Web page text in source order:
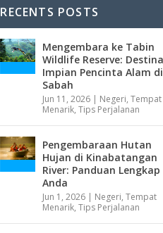
RECENTS POSTS
Mengembara ke Tabin
Wildlife Reserve:
Impian Pencinta Alam di
Sabah
Jun 11, 2026 | Negeri,Tempat
Menarik,Tips Perjalanan
Pengembaraan Hutan
Hujan di Kinabatangan
River: Panduan Lengkap
Anda
Jun 1, 2026 | Negeri,Tempat
Menarik,Tips Perjalanan